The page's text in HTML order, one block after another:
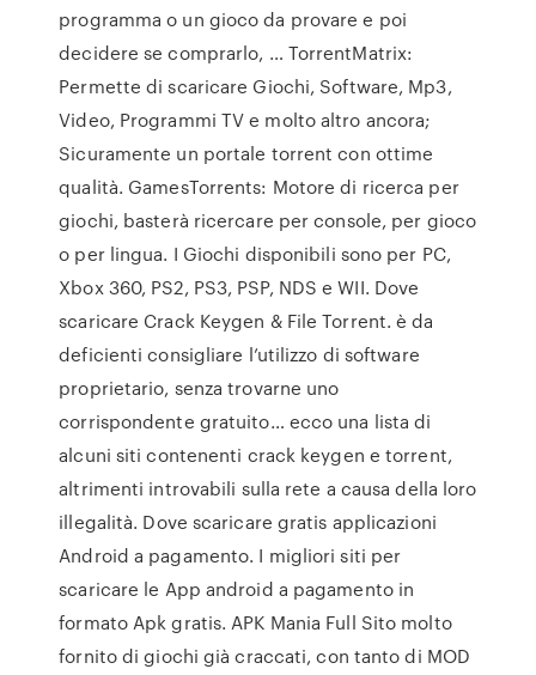
programma o un gioco da provare e poi
decidere se comprarlo, … TorrentMatrix:
Permette di scaricare Giochi, Software, Mp3,
Video, Programmi TV e molto altro ancora;
Sicuramente un portale torrent con ottime
qualità. GamesTorrents: Motore di ricerca per
giochi, basterà ricercare per console, per gioco
o per lingua. I Giochi disponibili sono per PC,
Xbox 360, PS2, PS3, PSP, NDS e WII. Dove
scaricare Crack Keygen & File Torrent. è da
deficienti consigliare l’utilizzo di software
proprietario, senza trovarne uno
corrispondente gratuito… ecco una lista di
alcuni siti contenenti crack keygen e torrent,
altrimenti introvabili sulla rete a causa della loro
illegalità. Dove scaricare gratis applicazioni
Android a pagamento. I migliori siti per
scaricare le App android a pagamento in
formato Apk gratis. APK Mania Full Sito molto
fornito di giochi già craccati, con tanto di MOD